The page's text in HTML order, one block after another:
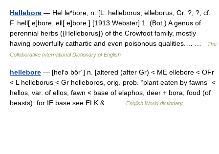
Hellebore — Hel le*bore, n. [L. helleborus, elleborus, Gr. ?, ?; cf.
F. hell[ e]bore, ell[ e]bore.] [1913 Webster] 1. (Bot.) A genus of
perennial herbs ({Helleborus}) of the Crowfoot family, mostly
having powerfully cathartic and even poisonous qualities.… …
The
Collaborative International Dictionary of English
hellebore — [hel′ə bôr΄] n. [altered (after Gr) < ME ellebore < OFr
< L helleborus < Gr helleboros, orig. prob. “plant eaten by fawns” <
hellos, var. of ellos, fawn < base of elaphos, deer + bora, food (of
beasts): for IE base see ELK &… …
English World dictionary